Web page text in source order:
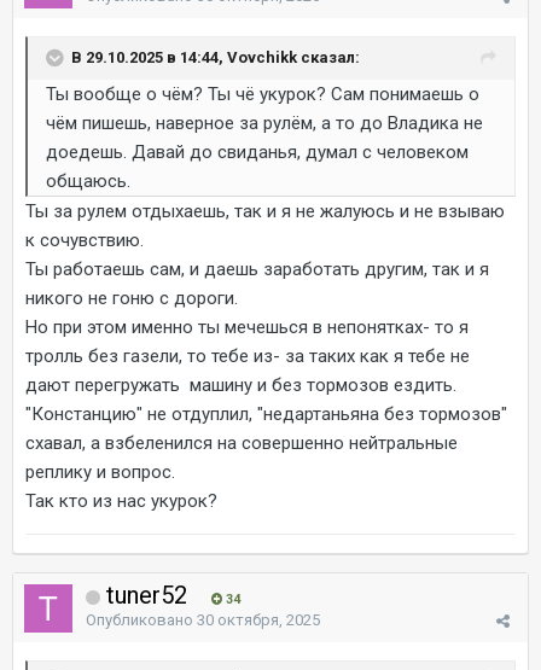
В 29.10.2025 в 14:44, Vovchikk сказал:
Ты вообще о чём? Ты чё укурок? Сам понимаешь о
чём пишешь, наверное за рулём, а то до Владика не
доедешь. Давай до свиданья, думал с человеком
общаюсь.
Ты за рулем отдыхаешь, так и я не жалуюсь и не взываю
к сочувствию.
Ты работаешь сам, и даешь заработать другим, так и я
никого не гоню с дороги.
Но при этом именно ты мечешься в непонятках- то я
тролль без газели, то тебе из- за таких как я тебе не
дают перегружать машину и без тормозов ездить.
"Констанцию" не отдуплил, "недартаньяна без тормозов"
схавал, а взбеленился на совершенно нейтральные
реплику и вопрос.
Так кто из нас укурок?
tuner52 34
Опубликовано 30 октября, 2025